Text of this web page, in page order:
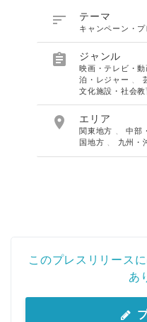
 テーマ
キャンペーン・プ
 ジャンル
映画・テレビ・
泊・レジャー
文化施設・社会教
 エリア
関東地方 、中部
国地方
九州・
このプレスリリース
あ